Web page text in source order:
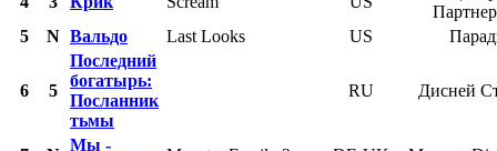
5
N Вальдо Last Looks US
6 5
Последний
богатырь:
Посланник
тьмы
RU Дисней
Мы -